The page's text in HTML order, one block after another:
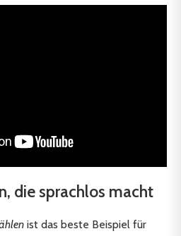
die sprachlos macht
ist das beste Beispiel für